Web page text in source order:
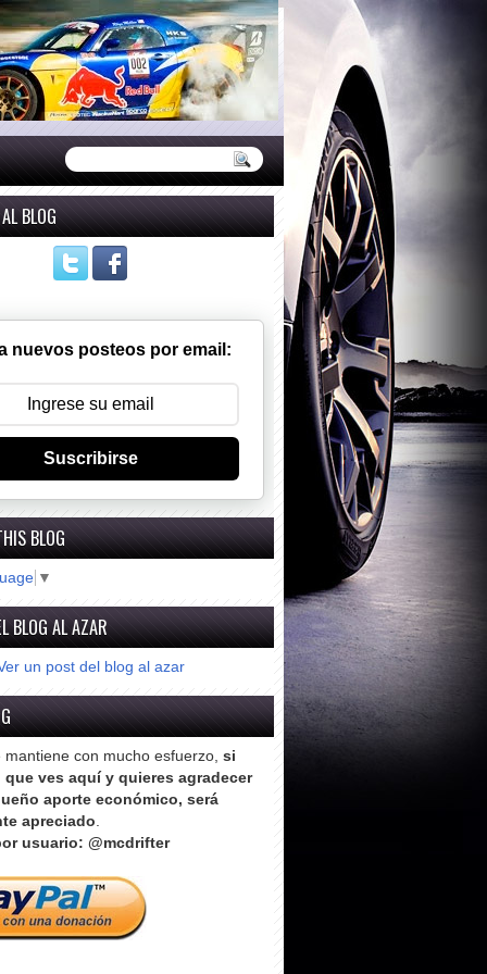
BLOG
nuevos posteos por email:
Suscribirse
BLOG
▼
BLOG AL AZAR
un post del blog al azar
mantiene con mucho esfuerzo, si
ves aquí y quieres agradecer
aporte económico, será
apreciado.
usuario: @mcdrifter